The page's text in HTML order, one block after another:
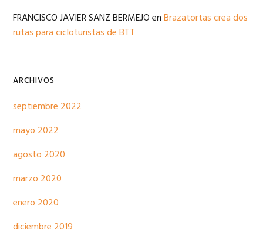
FRANCISCO JAVIER SANZ BERMEJOenBrazatortas crea dos
rutas para cicloturistas de BTT
ARCHIVOS
septiembre 2022
mayo 2022
agosto 2020
marzo 2020
enero 2020
diciembre 2019